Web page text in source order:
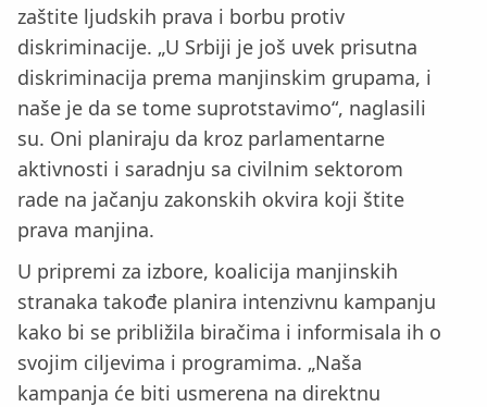
zaštite ljudskih prava i borbu protiv
diskriminacije. „U Srbiji je još uvek prisutna
diskriminacija prema manjinskim grupama, i
naše je da se tome suprotstavimo“, naglasili
su. Oni planiraju da kroz parlamentarne
aktivnosti i saradnju sa civilnim sektorom
rade na jačanju zakonskih okvira koji štite
prava manjina.
U pripremi za izbore, koalicija manjinskih
stranaka takođe planira intenzivnu kampanju
kako bi se približila biračima i informisala ih o
svojim ciljevima i programima. „Naša
kampanja će biti usmerena na direktnu